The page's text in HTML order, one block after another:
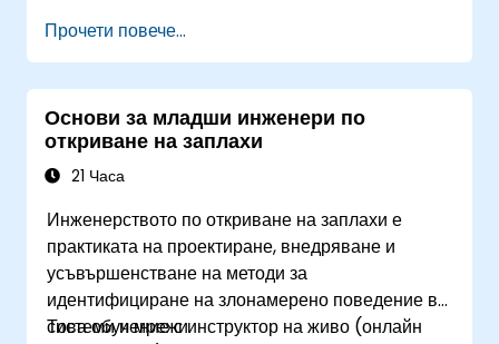
данни.
Извършват задълбочен анализ на заплахи.
Използват платформи за разузнаване на
заплахи (TIPs) и автоматизират процесите
на разузнаване на заплахи.
Прочети повече...
Основи за младши инженери по
откриване на заплахи
21 Часа
Инженерството по откриване на заплахи е
практиката на проектиране, внедряване и
усъвършенстване на методи за
идентифициране на злонамерено поведение в
системи и мрежи.
Това обучение с инструктор на живо (онлайн